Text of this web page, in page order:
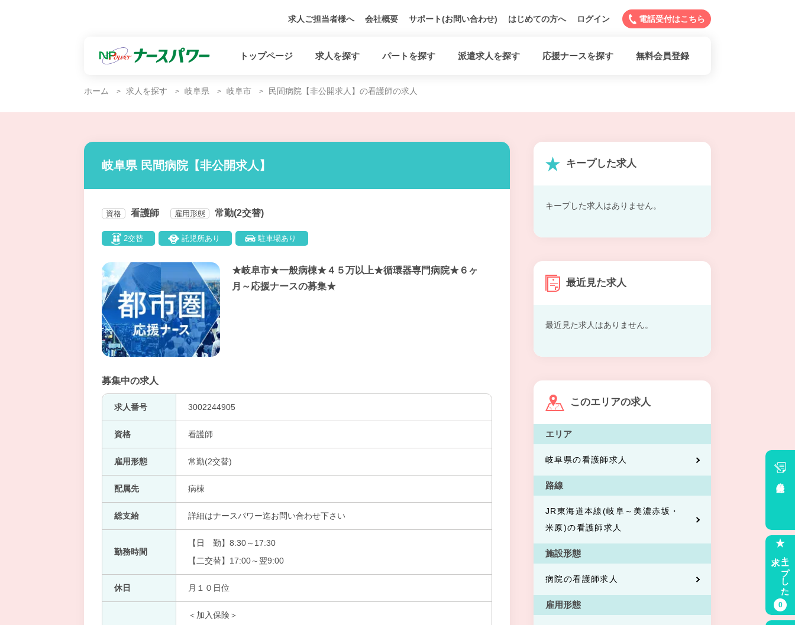
求人ご担当者様へ 会社概要 サポート(お問い合わせ) はじめての方へ ログイン 電話受付はこちら
トップページ 求人を探す パートを探す 派遣求人を探す 応援ナースを探す 無料会員登録
ホーム 求人を探す 岐阜県 岐阜市 民間病院【非公開求人】の看護師の求人
岐阜県 民間病院【非公開求人】
資格 看護師 雇用形態 常勤(2交替)
2交替 託児所あり 駐車場あり
★岐阜市★一般病棟★４５万以上★循環器専門病院★６ヶ
月～応援ナースの募集★
募集中の求人
求人番号 3002244905
資格 看護師
雇用形態 常勤(2交替)
配属先 病棟
総支給 詳細はナースパワー迄お問い合わせ下さい
勤務時間
【日 勤】8:30～17:30
【二交替】17:00～翌9:00
休日 月１０日位
＜加入保険＞
キープした求人
キープした求人はありません。
最近見た求人
最近見た求人はありません。
このエリアの求人
エリア
岐阜県の看護師求人
路線
JR東海道本線(岐阜～美濃赤坂・
米原)の看護師求人
施設形態
病院の看護師求人
雇用形態
キープした
0